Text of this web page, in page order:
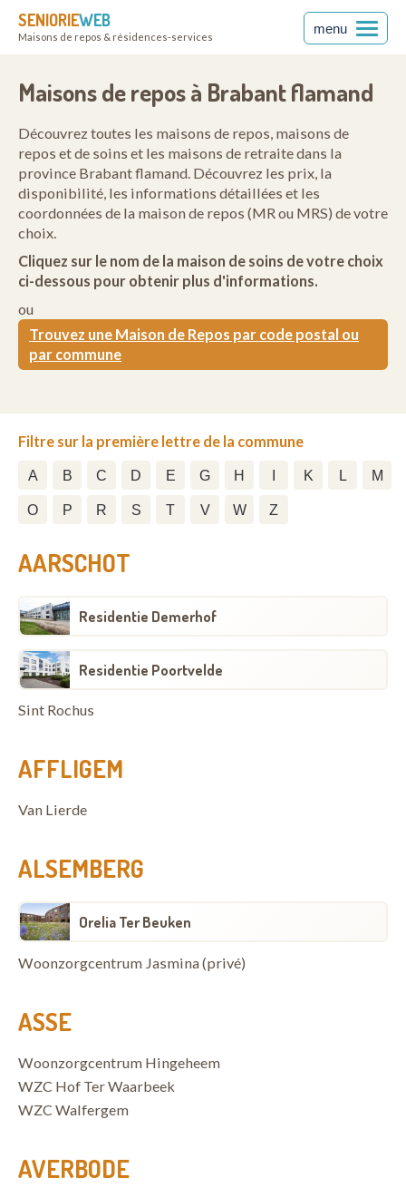
SENIORIEWEB
Maisons de repos & résidences-services
menu
Maisons de repos à Brabant flamand
Découvrez toutes les maisons de repos, maisons de
repos et de soins et les maisons de retraite dans la
province Brabant flamand. Découvrez les prix, la
disponibilité, les informations détaillées et les
coordonnées de la maison de repos (MR ou MRS) de votre
choix.
Cliquez sur le nom de la maison de soins de votre choix
ci-dessous pour obtenir plus d'informations.
ou
Trouvez une Maison de Repos par code postal ou
par commune
Filtre sur la première lettre de la commune
A B C D E G H I K L M
O P R S T V W Z
AARSCHOT
Residentie Demerhof
Residentie Poortvelde
Sint Rochus
AFFLIGEM
Van Lierde
ALSEMBERG
Orelia Ter Beuken
Woonzorgcentrum Jasmina (privé)
ASSE
Woonzorgcentrum Hingeheem
WZC Hof Ter Waarbeek
WZC Walfergem
AVERBODE